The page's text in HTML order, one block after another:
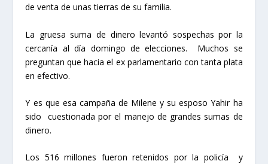
de venta de unas tierras de su familia.
La gruesa suma de dinero levantó sospechas por la
cercanía al día domingo de elecciones. Muchos se
preguntan que hacia el ex parlamentario con tanta plata
en efectivo.
Y es que esa campaña de Milene y su esposo Yahir ha
sido cuestionada por el manejo de grandes sumas de
dinero.
Los 516 millones fueron retenidos por la policía y